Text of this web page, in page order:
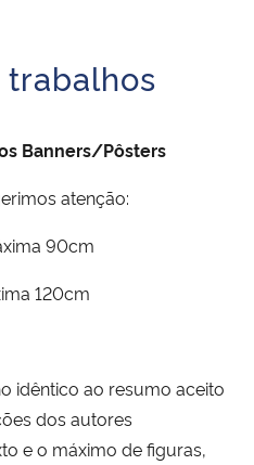
e Comunicações
trabalhos
Banners/Pôsters
atenção:
90cm
120cm
idêntico ao resumo aceito
dos autores
e o máximo de figuras,